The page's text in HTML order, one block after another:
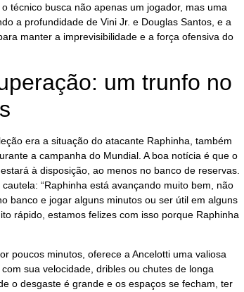
técnico busca não apenas um jogador, mas uma
a profundidade de Vini Jr. e Douglas Santos, e a
manter a imprevisibilidade e a força ofensiva do
um trunfo no
era a situação do atacante Raphinha, também
a campanha do Mundial. A boa notícia é que o
à disposição, ao menos no banco de reservas.
“Raphinha está avançando muito bem, não
banco e jogar alguns minutos ou ser útil em alguns
rápido, estamos felizes com isso porque Raphinha
poucos minutos, oferece a Ancelotti uma valiosa
sua velocidade, dribles ou chutes de longa
o desgaste é grande e os espaços se fecham, ter